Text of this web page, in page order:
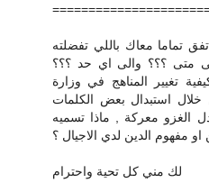
تماما معاك باللي تفضلته
متى ؟؟؟ والى اي حد ؟؟؟
تغيير المناهج في وزارة
خلال استبدال بعض الكلمات
الغزو معركة , ماذا تسميه
مفهوم الدين لدي الاجيال ؟
لك مني كل تحية واحترام